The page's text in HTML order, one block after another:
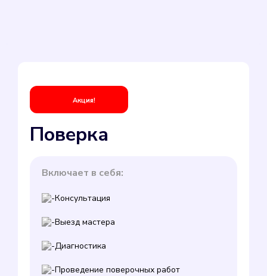
Акция!
Поверка
Включает в себя:
Консультация
Выезд мастера
Диагностика
Проведение поверочных работ